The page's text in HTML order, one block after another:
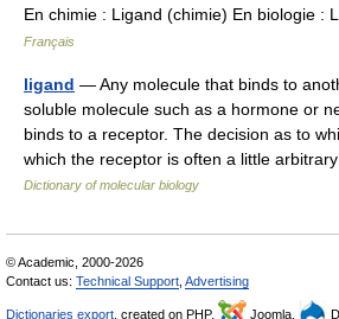
En chimie : Ligand (chimie) En biologie
Français
ligand — Any molecule that binds to
soluble molecule such as a hormone or
binds to a receptor. The decision as to
which the receptor is often a little
Dictionary of molecular biology
© Academic, 2000-2026
Contact us: Technical Support Advertising
Dictionaries export , created on PHP, Joomla,